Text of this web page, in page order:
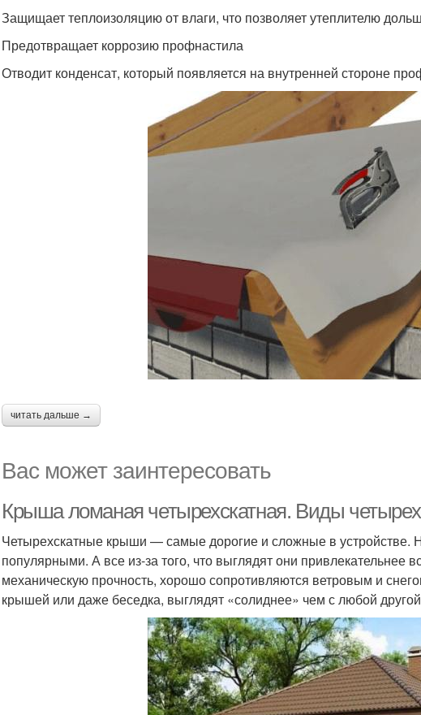
Защищает теплоизоляцию от влаги, что позволяет утеплителю
Предотвращает коррозию профнастила
Отводит конденсат, который появляется на внутренней стороне
читать дальше →
Вас может заинтересовать
Крыша ломаная четырехскатная. Виды
Четырехскатные крыши — самые дорогие и сложные в устройстве.
популярными. А все из-за того, что выглядят они привлекательнее
механическую прочность, хорошо сопротивляются ветровым и
крышей или даже беседка, выглядят «солиднее» чем с любой